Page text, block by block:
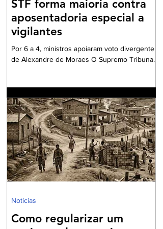
STF forma maioria contra
aposentadoria especial a
vigilantes
Por 6 a 4, ministros apoiaram voto divergente
de Alexandre de Moraes O Supremo Tribunal
vigilância. Por seis votos a quatro, os ministros
votaram a favor do voto divergente,
apresentado pelo ministro Alexandre de
Moraes. O relator da matéria – e voto vencido
– foi o ministro Kássio Nunes, cujo
posicionamento era favorável a conceder aos
vigilantes
Como regularizar um
Notícias